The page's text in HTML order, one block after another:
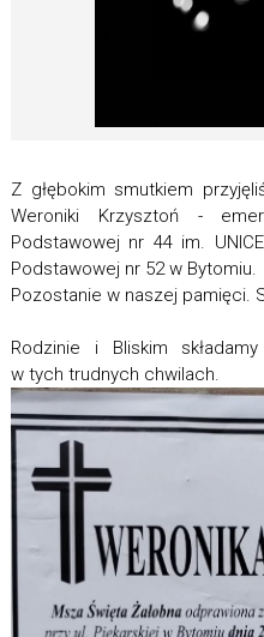
Z głębokim smutkiem
Weroniki Krzysztoń -
Podstawowej nr 44 im.
Podstawowej nr 52 w Bytomiu.
Pozostanie w naszej pamięci.
Rodzinie i Bliskim
w tych trudnych chwilach.